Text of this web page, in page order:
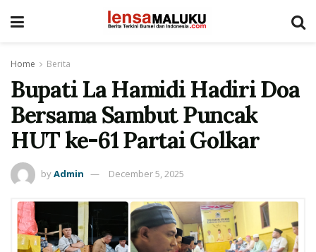
Home Berita
Bupati La Hamidi Hadiri Doa
Bersama Sambut Puncak
HUT ke-61 Partai Golkar
byAdmin December 5, 2025